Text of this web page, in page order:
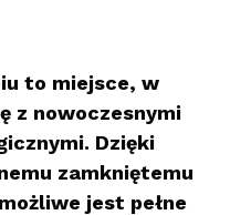
to miejsce, w
z nowoczesnymi
Dzięki
zamkniętemu
jest pełne